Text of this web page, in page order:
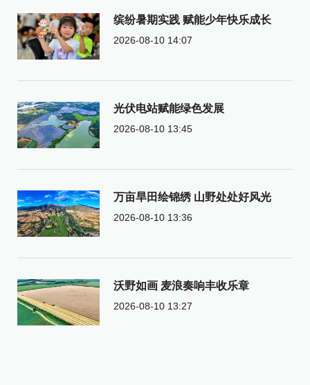
缤纷暑期实践 赋能少年快乐成长
2026-08-10 14:07
光伏电站赋能绿色发展
2026-08-10 13:45
万亩旱田绘锦绣 山野处处好风光
2026-08-10 13:36
沃野如画 麦浪奏响丰收乐章
2026-08-10 13:27